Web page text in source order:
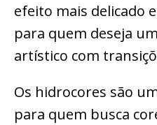
efeito mais delicado
para quem deseja
artístico com
Os hidrocores são
para quem busca